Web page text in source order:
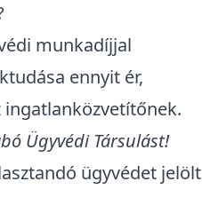
munkadíjjal
ennyit ér,
ingatlanközvetítőnek.
Ügyvédi Társulást!
ügyvédet jelölt